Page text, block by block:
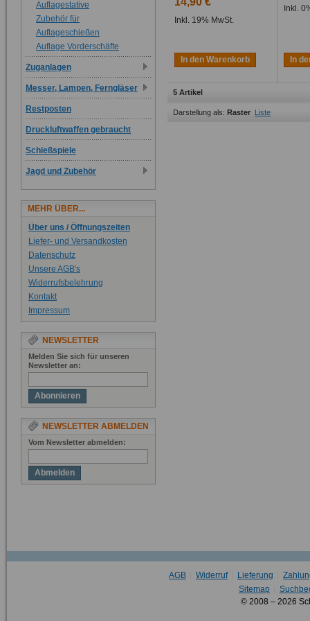
Inkl. 19% MwSt.
In den Warenkorb
Inkl.
In
5 Artikel
Darstellung als: Raster Liste
Auflagestative
Zubehör für
Auflageschießen
Auflage Vorderschäfte
Zuganlagen
Messer, Lampen, Ferngläser
Restposten
Druckluftwaffen gebraucht
Schießspiele
Jagd und Zubehör
MEHR ÜBER...
Über uns / Öffnungszeiten
Liefer- und Versandkosten
Datenschutz
Unsere AGB's
Widerrufsbelehrung
Kontakt
Impressum
NEWSLETTER
Melden Sie sich für unseren
Newsletter an:
Abonnieren
NEWSLETTER ABMELDEN
Vom Newsletter abmelden:
Abmelden
AGB Widerruf Lieferung
Sitemap
© 2008 – 2026